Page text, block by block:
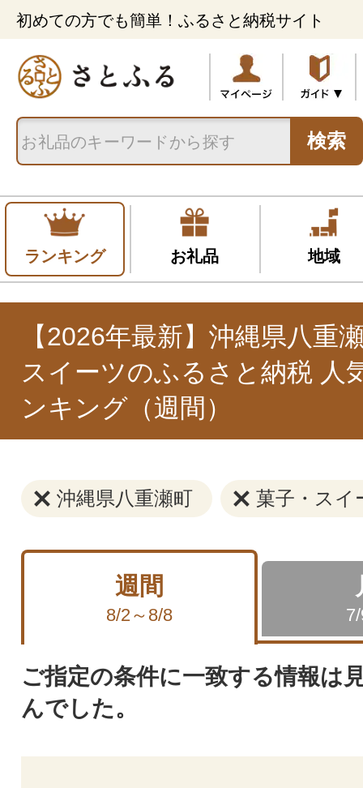
初めての方でも簡単！ふるさと納税サイト
検索
ランキング お礼品 地域
【2026年最新】沖縄県八重
スイーツのふるさと納税 人
ンキング（週間）
沖縄県八重瀬町 菓子・スイ
週間
8/2～8/8
ご指定の条件に一致する情報は
んでした。